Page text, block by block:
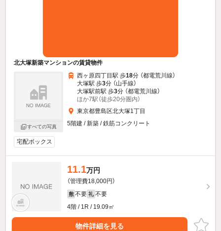
北大塚新築マンションの賃貸物件
すべての写真
西ヶ原四丁目駅 歩18分 （都電荒川線）
大塚駅 歩3分 （山手線）
大塚駅前駅 歩3分 （都電荒川線）
ほか7駅（徒歩20分圏内）
東京都豊島区北大塚1丁目
5階建 / 新築 / 鉄筋コンクリート
宅配ボックス
11.1万円
（管理費18,000円）
敷 不要 礼 不要
4階 / 1R / 19.09㎡
物件詳細を見る